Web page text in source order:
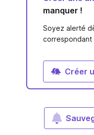
manquer !
Soyez alerté
Créer